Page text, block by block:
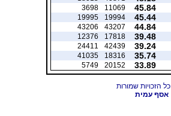
45.84
11069
3698
45.44
19994
19995
44.84
43207
43206
39.48
17818
12376
39.24
42439
24411
35.74
18316
41035
33.89
20152
5749
אסף עמית